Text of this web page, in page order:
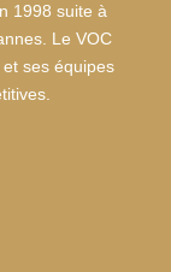
1998 suite à
Le VOC
ses équipes